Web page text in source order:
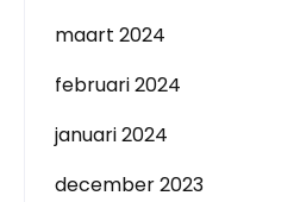
maart 2024
februari 2024
januari 2024
december 2023